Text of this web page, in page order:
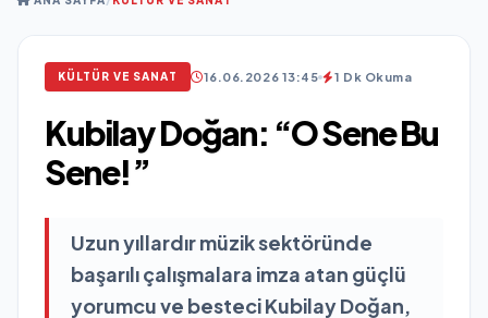
KÜLTÜR VE SANAT 16.06.2026 13:45 1 Dk Okuma
Kubilay Doğan: “O Sene Bu
Sene!”
Uzun yıllardır müzik sektöründe
başarılı çalışmalara imza atan güçlü
yorumcu ve besteci Kubilay Doğan,